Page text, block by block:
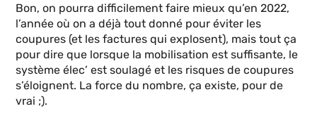
Bon, on pourra difficilement faire mieux qu’en 2022,
l’année où on a déjà tout donné pour éviter les
coupures (et les factures qui explosent), mais tout ça
pour dire que lorsque la mobilisation est suffisante, le
système élec’ est soulagé et les risques de coupures
s’éloignent. La force du nombre, ça existe, pour de
vrai ;).